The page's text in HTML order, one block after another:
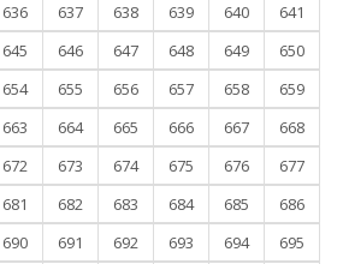
636 637 638 639 640
641
645 646 647 648 649
650
654 655 656 657 658
659
663 664 665 666 667
668
672 673 674 675 676
677
681 682 683 684 685
686
690 691 692 693 694
695